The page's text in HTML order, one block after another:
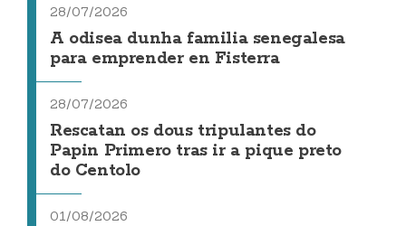
28/07/2026
A odisea dunha familia senegalesa
para emprender en Fisterra
28/07/2026
Rescatan os dous tripulantes do
Papin Primero tras ir a pique preto
do Centolo
01/08/2026